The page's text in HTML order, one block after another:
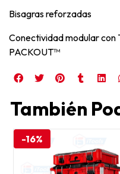
Bisagras reforzadas
Conectividad modular con
PACKOUT™
También
-16%